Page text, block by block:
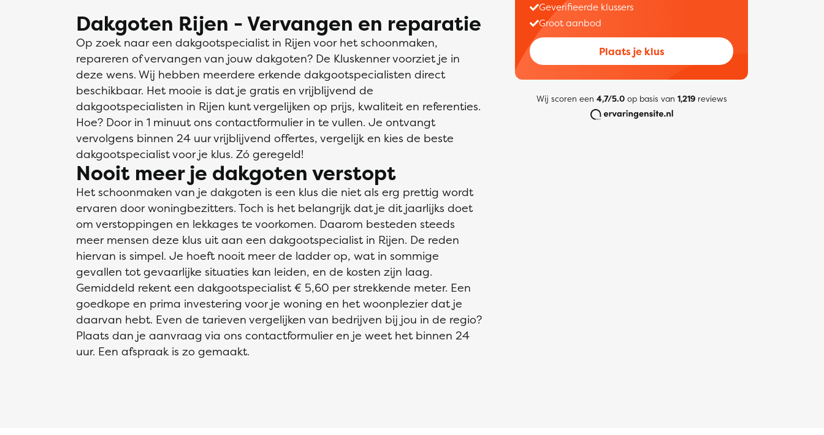
Dakgoten Rijen - Vervangen en reparatie
Op zoek naar een dakgootspecialist in Rijen voor het schoonmaken,
repareren of vervangen van jouw dakgoten? De Kluskenner voorziet je in
deze wens. Wij hebben meerdere erkende dakgootspecialisten direct
beschikbaar. Het mooie is dat je gratis en vrijblijvend de
dakgootspecialisten in Rijen kunt vergelijken op prijs, kwaliteit en referenties.
Hoe? Door in 1 minuut ons contactformulier in te vullen. Je ontvangt
vervolgens binnen 24 uur vrijblijvend offertes, vergelijk en kies de beste
dakgootspecialist voor je klus. Zó geregeld!
Nooit meer je dakgoten verstopt
Het schoonmaken van je dakgoten is een klus die niet als erg prettig wordt
ervaren door woningbezitters. Toch is het belangrijk dat je dit jaarlijks doet
om verstoppingen en lekkages te voorkomen. Daarom besteden steeds
meer mensen deze klus uit aan een dakgootspecialist in Rijen. De reden
hiervan is simpel. Je hoeft nooit meer de ladder op, wat in sommige
gevallen tot gevaarlijke situaties kan leiden, en de kosten zijn laag.
Gemiddeld rekent een dakgootspecialist € 5,60 per strekkende meter. Een
goedkope en prima investering voor je woning en het woonplezier dat je
daarvan hebt. Even de tarieven vergelijken van bedrijven bij jou in de regio?
Plaats dan je aanvraag via ons contactformulier en je weet het binnen 24
uur. Een afspraak is zo gemaakt.
Geverifieerde klussers
Groot aanbod
Plaats je klus
Wij scoren een 4,7/5.0op basis van 1,219reviews